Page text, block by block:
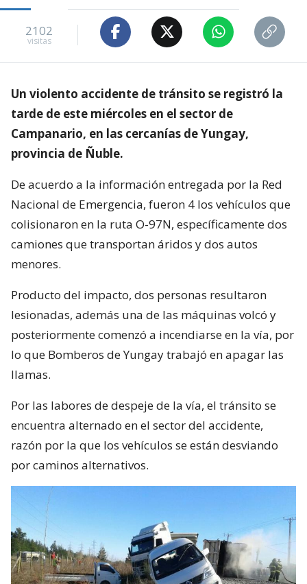
2102
visitas
Un violento accidente de tránsito se registró la
tarde de este miércoles en el sector de
Campanario, en las cercanías de Yungay,
provincia de Ñuble.
De acuerdo a la información entregada por la Red
Nacional de Emergencia, fueron 4 los vehículos que
colisionaron en la ruta O-97N, específicamente dos
camiones que transportan áridos y dos autos
menores.
Producto del impacto, dos personas resultaron
lesionadas, además una de las máquinas volcó y
posteriormente comenzó a incendiarse en la vía, por
lo que Bomberos de Yungay trabajó en apagar las
llamas.
Por las labores de despeje de la vía, el tránsito se
encuentra alternado en el sector del accidente,
razón por la que los vehículos se están desviando
por caminos alternativos.